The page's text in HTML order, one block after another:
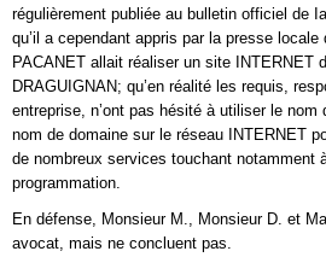
régulièrement publiée au bulletin officiel de
qu’il a cependant appris par la presse locale
PACANET allait réaliser un site INTERNET
DRAGUIGNAN; qu’en réalité les requis,
entreprise, n’ont pas hésité à utiliser le nom
nom de domaine sur le réseau INTERNET
de nombreux services touchant notamment
programmation.
En défense, Monsieur M., Monsieur D. et
avocat, mais ne concluent pas.